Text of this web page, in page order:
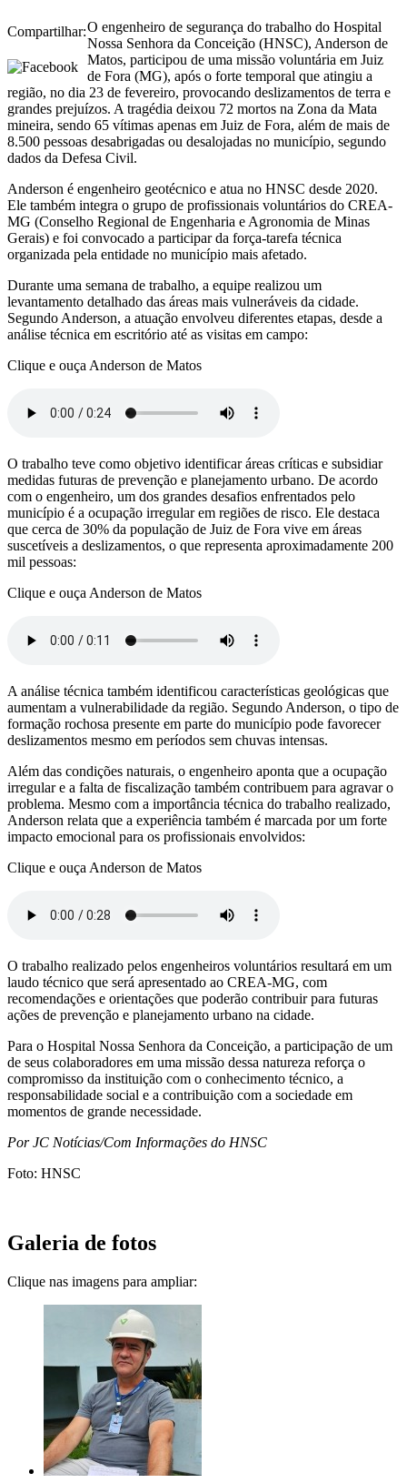
Compartilhar:O engenheiro de segurança do trabalho do Hospital
Nossa Senhora da Conceição (HNSC), Anderson de
Matos, participou de uma missão voluntária em Juiz
de Fora (MG), após o forte temporal que atingiu a
região, no dia 23 de fevereiro, provocando deslizamentos de terra e
grandes prejuízos. A tragédia deixou 72 mortos na Zona da Mata
mineira, sendo 65 vítimas apenas em Juiz de Fora, além de mais de
8.500 pessoas desabrigadas ou desalojadas no município, segundo
dados da Defesa Civil.
Anderson é engenheiro geotécnico e atua no HNSC desde 2020.
Ele também integra o grupo de profissionais voluntários do CREA-
MG (Conselho Regional de Engenharia e Agronomia de Minas
Gerais) e foi convocado a participar da força-tarefa técnica
organizada pela entidade no município mais afetado.
Durante uma semana de trabalho, a equipe realizou um
levantamento detalhado das áreas mais vulneráveis da cidade.
Segundo Anderson, a atuação envolveu diferentes etapas, desde a
análise técnica em escritório até as visitas em campo:
Clique e ouça Anderson de Matos
O trabalho teve como objetivo identificar áreas críticas e subsidiar
medidas futuras de prevenção e planejamento urbano. De acordo
com o engenheiro, um dos grandes desafios enfrentados pelo
município é a ocupação irregular em regiões de risco. Ele destaca
que cerca de 30% da população de Juiz de Fora vive em áreas
suscetíveis a deslizamentos, o que representa aproximadamente 200
mil pessoas:
Clique e ouça Anderson de Matos
A análise técnica também identificou características geológicas que
aumentam a vulnerabilidade da região. Segundo Anderson, o tipo de
formação rochosa presente em parte do município pode favorecer
deslizamentos mesmo em períodos sem chuvas intensas.
Além das condições naturais, o engenheiro aponta que a ocupação
irregular e a falta de fiscalização também contribuem para agravar o
problema. Mesmo com a importância técnica do trabalho realizado,
Anderson relata que a experiência também é marcada por um forte
impacto emocional para os profissionais envolvidos:
Clique e ouça Anderson de Matos
O trabalho realizado pelos engenheiros voluntários resultará em um
laudo técnico que será apresentado ao CREA-MG, com
recomendações e orientações que poderão contribuir para futuras
ações de prevenção e planejamento urbano na cidade.
Para o Hospital Nossa Senhora da Conceição, a participação de um
de seus colaboradores em uma missão dessa natureza reforça o
compromisso da instituição com o conhecimento técnico, a
responsabilidade social e a contribuição com a sociedade em
momentos de grande necessidade.
Por JC Notícias/Com Informações do HNSC
Foto: HNSC
Galeria de fotos
Clique nas imagens para ampliar: